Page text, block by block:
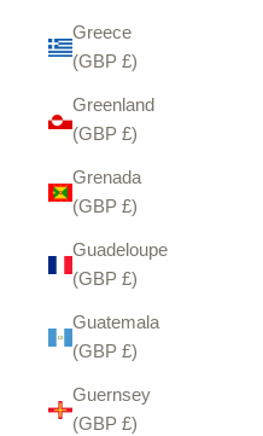
Greece
(GBP £)
Greenland
(GBP £)
Grenada
(GBP £)
Guadeloupe
(GBP £)
Guatemala
(GBP £)
Guernsey
(GBP £)